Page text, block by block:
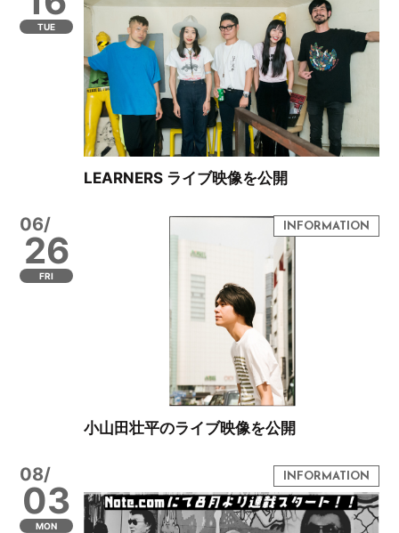
TUE
LEARNERS ライブ映像を公開
06/
26
FRI
小山田壮平のライブ映像を公開
08/
03
MON